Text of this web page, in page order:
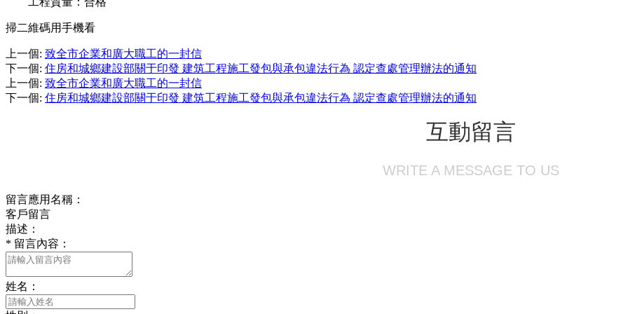
掃二維碼用手機看
上一個: 致全市企業和廣大職工的一封信
下一個: 住房和城鄉建設部關于印發 建筑工程施工發包與承包違法行為 認定查處管理辦法的通知
上一個: 致全市企業和廣大職工的一封信
下一個: 住房和城鄉建設部關于印發 建筑工程施工發包與承包違法行為 認定查處管理辦法的通知
互動留言
WRITE A MESSAGE TO US
留言應用名稱：
客戶留言
描述：
* 留言內容：
姓名：